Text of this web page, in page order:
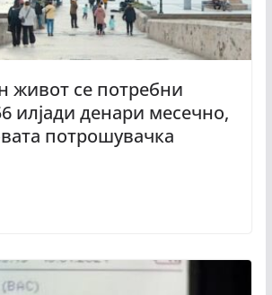
живот се потребни
илјади денари месечно,
потрошувачка